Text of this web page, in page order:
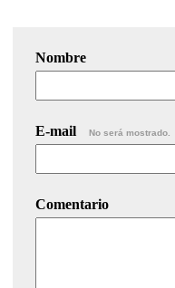
Nombre
E-mail No será mostrado.
Comentario